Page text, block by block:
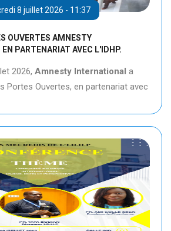
8 juillet 2026 - 11:37
OUVERTES AMNESTY
PARTENARIAT AVEC L'IDHP.
2026, Amnesty International a
Portes Ouvertes, en partenariat avec